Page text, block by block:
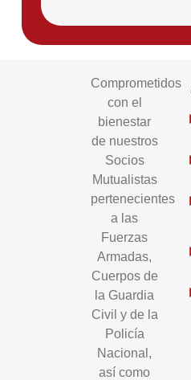
Comprometidos
con el
bienestar
de nuestros
Socios
Mutualistas
pertenecientes
a las
Fuerzas
Armadas,
Cuerpos de
la Guardia
Civil y de la
Policía
Nacional,
así como